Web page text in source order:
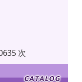
次